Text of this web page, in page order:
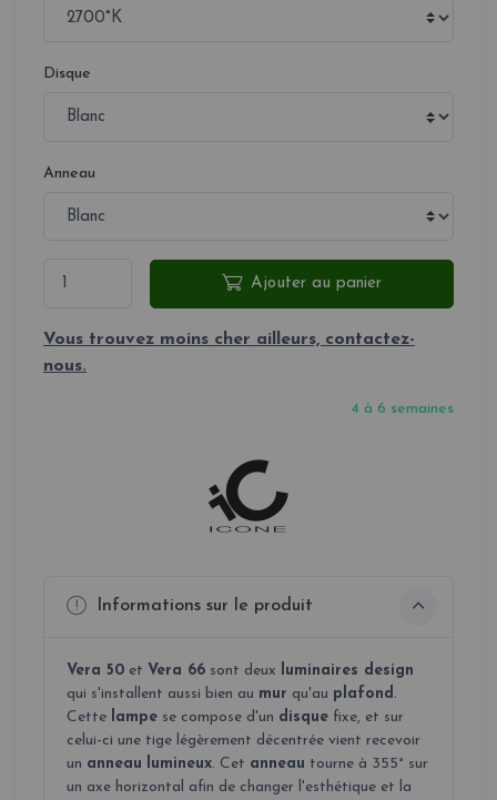
Disque
Anneau
Ajouter au panier
Vous trouvez moins cher ailleurs, contactez-
nous.
4 à 6 semaines
Informations sur le produit
Vera 50 et Vera 66 sont deux
luminaires design
qui s'installent aussi bien au mur qu'au plafond .
Cette lampe se compose d'un disque fixe, et sur
celui-ci une tige légèrement décentrée vient recevoir
un anneau lumineux. Cet anneau tourne à 355° sur
un axe horizontal afin de changer l'esthétique et la